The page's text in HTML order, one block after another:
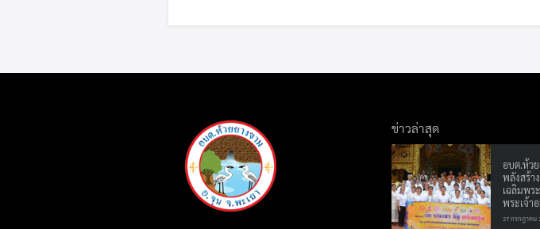
Search
for:
ข่าวล่าสุด
อบต.ห้ว
พลังสร้า
เฉลิมพร
พระเจ้า
27 กรกฎาคม